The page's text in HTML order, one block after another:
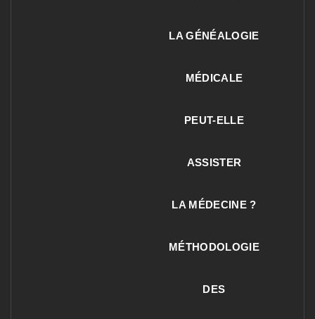
LA GÉNÉALOGIE
MÉDICALE
PEUT-ELLE
ASSISTER
LA MÉDECINE ?
MÉTHODOLOGIE
DES